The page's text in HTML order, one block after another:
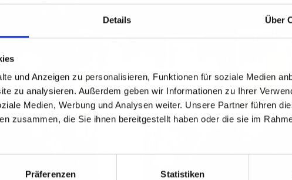
Details Über
und Anzeigen zu personalisieren, Funktionen für soziale Medien
zu analysieren. Außerdem geben wir Informationen zu Ihrer
Medien, Werbung und Analysen weiter. Unsere Partner führen
zusammen, die Sie ihnen bereitgestellt haben oder die sie im
Präferenzen Statistiken